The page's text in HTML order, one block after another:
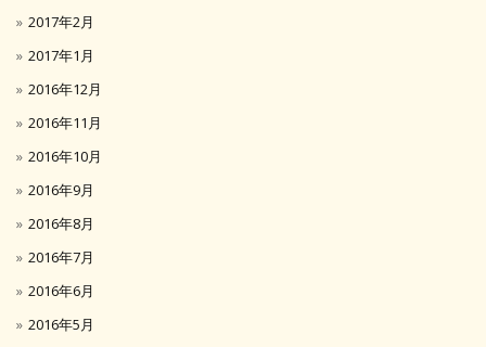
2017年2月
2017年1月
2016年12月
2016年11月
2016年10月
2016年9月
2016年8月
2016年7月
2016年6月
2016年5月